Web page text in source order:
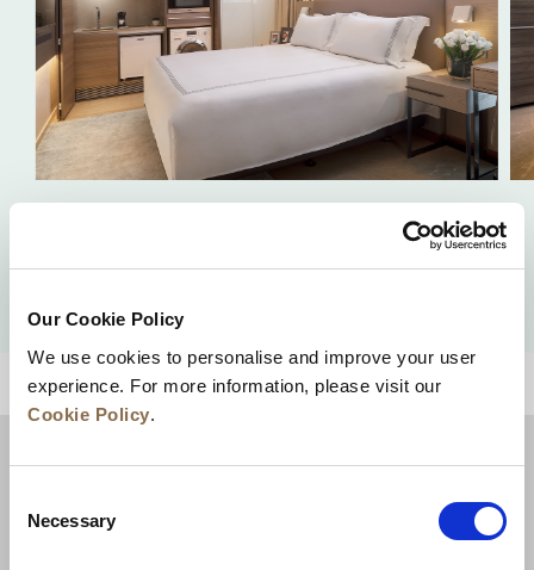
Our Cookie Policy
We use cookies to personalise and improve your user
experience. For more information, please visit our
Cookie Policy.
Selection
Necessary